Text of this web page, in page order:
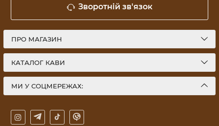
Зворотній зв'язок
ПРО МАГАЗИН
КАТАЛОГ КАВИ
МИ У СОЦМЕРЕЖАХ: